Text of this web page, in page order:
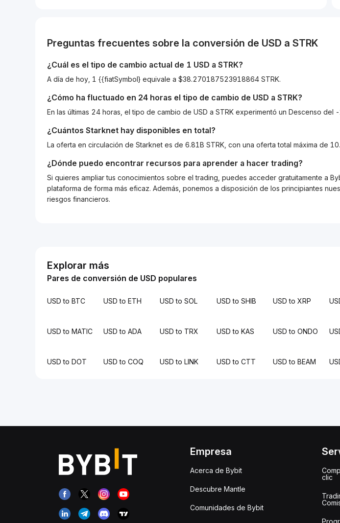
Preguntas frecuentes sobre la conversión de USD a STRK
¿Cuál es el tipo de cambio actual de 1 USD a STRK?
A día de hoy, 1 {{fiatSymbol} equivale a $38.270187523918864 STRK.
¿Cómo ha fluctuado en 24 horas el tipo de cambio de USD a STRK?
En las últimas 24 horas, el tipo de cambio de USD a STRK experimentó un Descenso del
¿Cuántos Starknet hay disponibles en total?
La oferta en circulación de Starknet es de 6.81B STRK, con una oferta total máxima de
¿Dónde puedo encontrar recursos para aprender a hacer trading?
Si quieres ampliar tus conocimientos sobre el trading, puedes acceder gratuitamente a
plataforma de forma más eficaz. Además, ponemos a disposición de los principiantes
riesgos financieros.
Explorar más
Pares de conversión de USD populares
USD to BTC USD to ETH USD to SOL USD to SHIB USD to XRP
USD to MATIC USD to ADA USD to TRX USD to KAS USD to ONDO
USD to DOT USD to COQ USD to LINK USD to CTT USD to BEAM
Empresa
Acerca de Bybit
Descubre Mantle
Comunidades de Bybit
clic